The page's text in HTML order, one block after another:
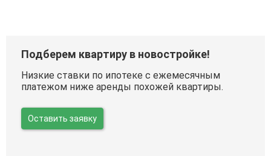
Подберем квартиру в новостройке!
Низкие ставки по ипотеке с ежемесячным
платежом ниже аренды похожей квартиры.
Оставить заявку